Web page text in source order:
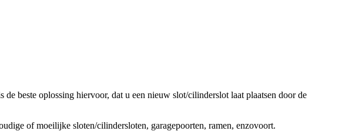
beste oplossing hiervoor, dat u een nieuw slot/cilinderslot laat plaatsen door de
of moeilijke sloten/cilindersloten, garagepoorten, ramen, enzovoort.